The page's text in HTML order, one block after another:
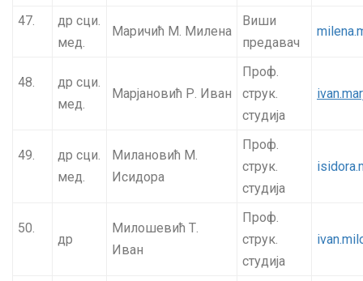
47.
др сци.
мед.
Маричић М. Милена
Виши
предавач
48.
др сци.
мед.
Марјановић Р. Иван
Проф.
струк.
студија
49.
др сци.
мед.
Милановић М.
Исидора
Проф.
струк.
студија
50.
др
Милошевић Т.
Иван
Проф.
струк.
студија